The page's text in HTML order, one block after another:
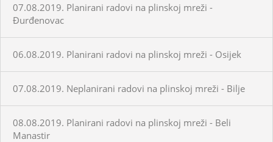
07.08.2019. Planirani radovi na plinskoj mreži -
Đurđenovac
06.08.2019. Planirani radovi na plinskoj mreži - Osijek
07.08.2019. Neplanirani radovi na plinskoj mreži - Bilje
08.08.2019. Planirani radovi na plinskoj mreži - Beli
Manastir